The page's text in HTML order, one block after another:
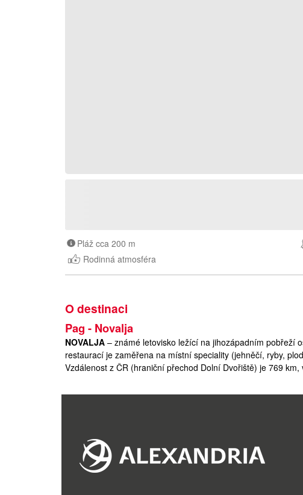
Pláž cca 200 m
Rodinná atmosféra
O destinaci
Pag - Novalja
NOVALJA – známé letovisko ležící na jihozápadním pobřeží
restaurací je zaměřena na místní speciality (jehněčí, ryby,
Vzdálenost z ČR (hraniční přechod Dolní Dvořiště) je 769
Severní Dalmácie
Lokalita: